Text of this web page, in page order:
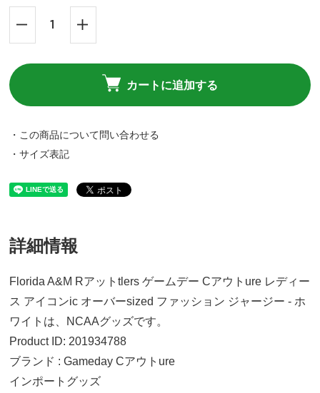
カートに追加する
・この商品について問い合わせる
・サイズ表記
詳細情報
Florida A&M Rアットtlers ゲームデー Cアウトure レディー
ス アイコンic オーバーsized ファッション ジャージー - ホ
ワイトは、NCAAグッズです。
Product ID: 201934788
ブランド : Gameday Cアウトure
インポートグッズ